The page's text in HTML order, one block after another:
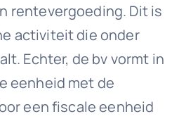
rentevergoeding. Dit is
activiteit die onder
Echter, de bv vormt in
eenheid met de
een fiscale eenheid